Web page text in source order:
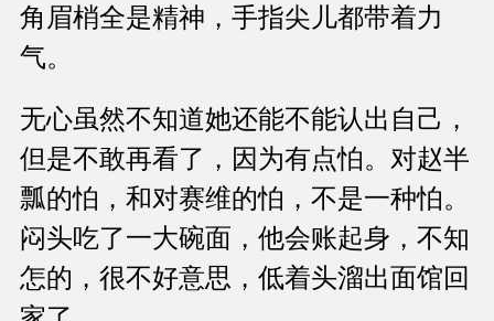
角眉梢全是精神，手指尖儿都带着力
气。
无心虽然不知道她还能不能认出自己，
但是不敢再看了，因为有点怕。对赵半
瓢的怕，和对赛维的怕，不是一种怕。
闷头吃了一大碗面，他会账起身，不知
怎的，很不好意思，低着头溜出面馆回